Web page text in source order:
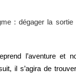
: dégager la sortie
l’aventure et
il s’agira de